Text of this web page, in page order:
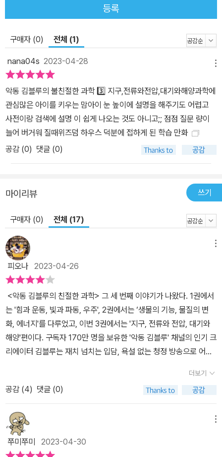
웃으며 마주할 수 있게 도울 것이다.
등록
구매자 (0) 전체 (1)
nana04s 2023-04-28
악동 김블루의 불친절한 과학 3️⃣ 지구,전류와전압,대기와해양과학에
관심많은 아이를 키우는 맘아이 눈 높이에 설명을 해주기도 어렵고
사전이랑 검색에 설명 이 쉽게 나오는 것도 아니고;; 점점 질문 량이
늘어 버거워 질때위즈덤 하우스 덕분에 접하게 된 학습 만화
공감 (0) 댓글 (0)
마이리뷰 쓰기
구매자 (0) 전체 (17)
피오나 2023-04-26
<악동 김블루의 친절한 과학> 그 세 번째 이야기가 나왔다. 1권에서
는 '힘과 운동, 빛과 파동, 우주', 2권에서는 ‘생물의 기능, 물질의 변
화, 에너지'를 다루었고, 이번 3권에서는 '지구, 전류와 전압, 대기와
해양'편이다. 구독자 170만 명을 보유한 '악동 김블루' 채널의 인기 크
리에이터 김블루는 재치 넘치는 입담, 욕설 없는 청정 방송으로 어린
화 시리즈로 쉽고 재미있게 기초 과학의 세계로 이끌어 준다. 이 시리
즈는 김블루와 친구들이 벌이는 모험과 소동이 만화 형식으로 그려
져, 자칫 어렵고, 딱딱하게 느껴질 수 있는 기초 과학 이론도 흥미롭게
읽을 수 있도록 해준다. 이 시리즈의 재미는 이야기를 이끌어 나가는
캐릭터에 있다. 불친절해 보이지만 따뜻한 악동인 김블루는 파란 머
리가 트레이드마크이다. 과학 수준이 높은 먼지 행성에서 온 외계인
더보기
공감 (4) 댓글 (0)
쭈미쭈미 2023-04-30